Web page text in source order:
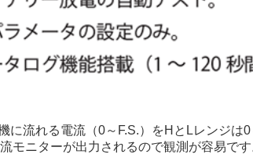
に流れる電流（0～F.S.）をHとLレンジ
モニターが出力されるので観測が容易で